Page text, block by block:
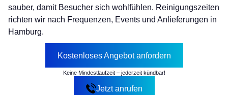
sauber, damit Besucher sich wohlfühlen. Reinigungszeiten
richten wir nach Frequenzen, Events und Anlieferungen in
Hamburg.
Kostenloses Angebot anfordern
Kostenloses Angebot anfordern
Keine Mindestlaufzeit – jederzeit kündbar!
Jetzt anrufen